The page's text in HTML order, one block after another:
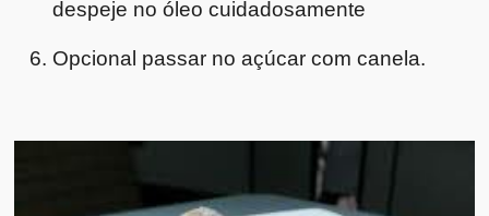
despeje no óleo cuidadosamente
Opcional passar no açúcar com canela.